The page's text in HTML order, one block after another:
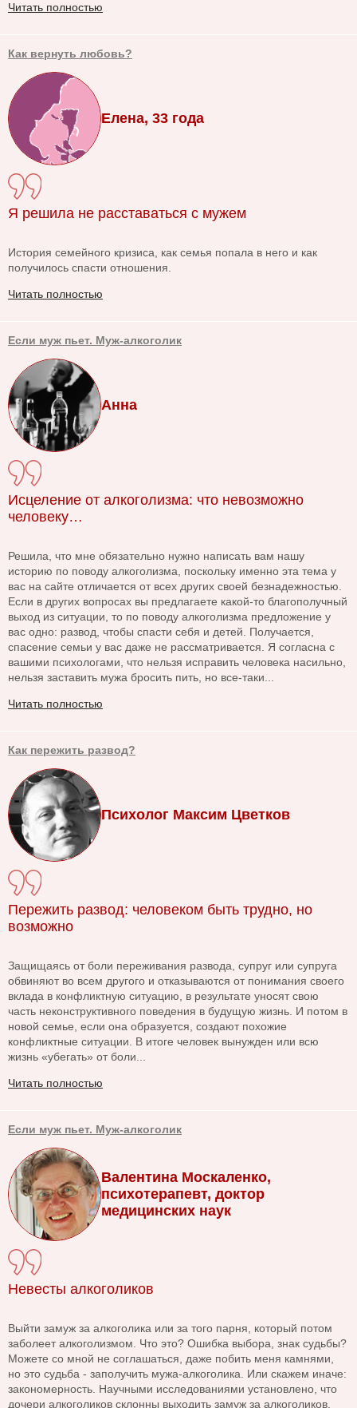
Читать полностью
Как вернуть любовь?
Елена, 33 года
Я решила не расставаться с мужем
История семейного кризиса, как семья попала в него и как
получилось спасти отношения.
Читать полностью
Если муж пьет. Муж-алкоголик
Анна
Исцеление от алкоголизма: что невозможно
человеку…
Решила, что мне обязательно нужно написать вам нашу
историю по поводу алкоголизма, поскольку именно эта тема у
вас на сайте отличается от всех других своей безнадежностью.
Если в других вопросах вы предлагаете какой-то благополучный
выход из ситуации, то по поводу алкоголизма предложение у
вас одно: развод, чтобы спасти себя и детей. Получается,
спасение семьи у вас даже не рассматривается. Я согласна с
вашими психологами, что нельзя исправить человека насильно,
нельзя заставить мужа бросить пить, но все-таки...
Читать полностью
Как пережить развод?
Психолог Максим Цветков
Пережить развод: человеком быть трудно, но
возможно
Защищаясь от боли переживания развода, супруг или супруга
обвиняют во всем другого и отказываются от понимания своего
вклада в конфликтную ситуацию, в результате уносят свою
часть неконструктивного поведения в будущую жизнь. И потом в
новой семье, если она образуется, создают похожие
конфликтные ситуации. В итоге человек вынужден или всю
жизнь «убегать» от боли...
Читать полностью
Если муж пьет. Муж-алкоголик
Валентина Москаленко,
психотерапевт, доктор
медицинских наук
Невесты алкоголиков
Выйти замуж за алкоголика или за того парня, который потом
заболеет алкоголизмом. Что это? Ошибка выбора, знак судьбы?
Можете со мной не соглашаться, даже побить меня камнями,
но это судьба - заполучить мужа-алкоголика. Или скажем иначе:
закономерность. Научными исследованиями установлено, что
дочери алкоголиков склонны выходить замуж за алкоголиков.